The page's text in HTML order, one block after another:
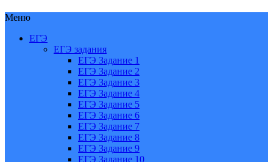
Меню
ЕГЭ
ЕГЭ задания
ЕГЭ Задание 1
ЕГЭ Задание 2
ЕГЭ Задание 3
ЕГЭ Задание 4
ЕГЭ Задание 5
ЕГЭ Задание 6
ЕГЭ Задание 7
ЕГЭ Задание 8
ЕГЭ Задание 9
ЕГЭ Задание 10